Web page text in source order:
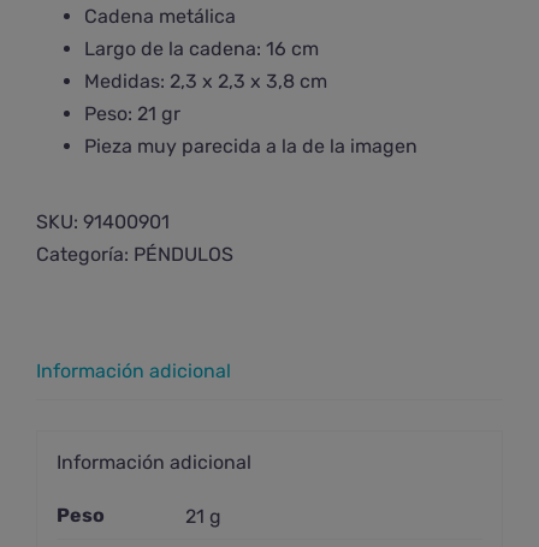
Cadena metálica
Largo de la cadena: 16 cm
Medidas: 2,3 x 2,3 x 3,8 cm
Peso: 21 gr
Pieza muy parecida a la de la imagen
SKU: 91400901
Categoría: PÉNDULOS
Información adicional
Información adicional
Peso
21 g